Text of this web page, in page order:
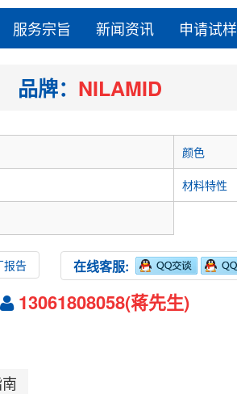
服务宗旨 新闻资讯 申请试样
品牌： NILAMID
颜色
材料特性
报告 在线客服:
13061808058(蒋先生)